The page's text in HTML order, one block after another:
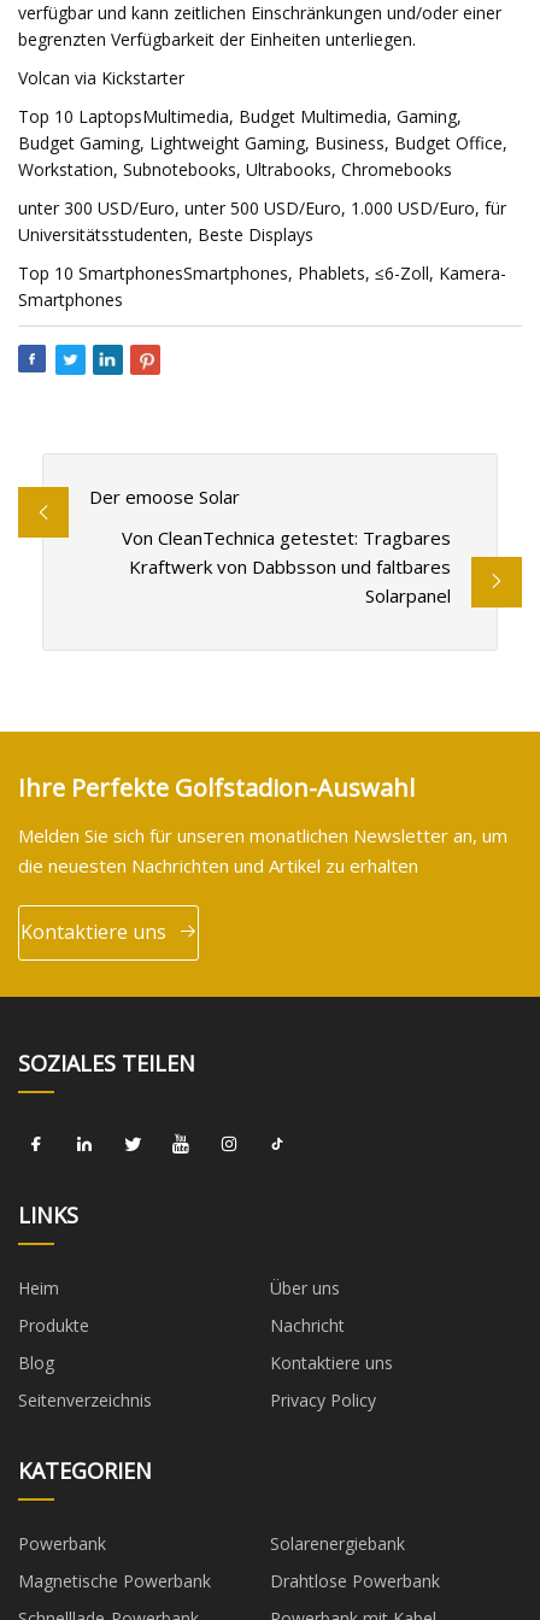
verfügbar und kann zeitlichen Einschränkungen und/oder einer
begrenzten Verfügbarkeit der Einheiten unterliegen.
Volcan via Kickstarter
Top 10 LaptopsMultimedia, Budget Multimedia, Gaming,
Budget Gaming, Lightweight Gaming, Business, Budget Office,
Workstation, Subnotebooks, Ultrabooks, Chromebooks
unter 300 USD/Euro, unter 500 USD/Euro, 1.000 USD/Euro, für
Universitätsstudenten, Beste Displays
Top 10 SmartphonesSmartphones, Phablets, ≤6-Zoll, Kamera-
Smartphones
Der emoose Solar
Von CleanTechnica getestet: Tragbares
Kraftwerk von Dabbsson und faltbares
Solarpanel
Ihre Perfekte Golfstadion-Auswahl
Melden Sie sich für unseren monatlichen Newsletter an, um
die neuesten Nachrichten und Artikel zu erhalten
Kontaktiere uns
SOZIALES TEILEN
LINKS
Heim
Über uns
Produkte
Nachricht
Blog
Kontaktiere uns
Seitenverzeichnis
Privacy Policy
KATEGORIEN
Powerbank
Solarenergiebank
Magnetische Powerbank
Drahtlose Powerbank